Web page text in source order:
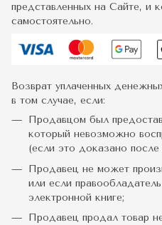
представленных на Сайте, и
самостоятельно.
Возврат уплаченных
в том случае, если:
Продавцом был
который невозможно
(если это доказано
Продавец не может
или если
электронной книге;
Продавец продал товар